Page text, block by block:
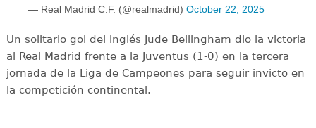
— Real Madrid C.F. (@realmadrid) October 22, 2025
Un solitario gol del inglés Jude Bellingham dio la victoria
al Real Madrid frente a la Juventus (1-0) en la tercera
jornada de la Liga de Campeones para seguir invicto en
la competición continental.